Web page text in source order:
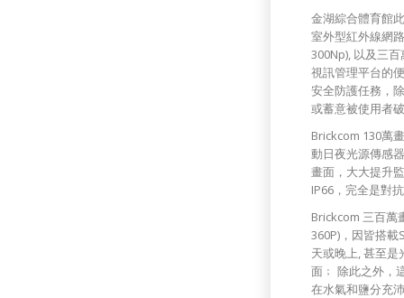
金湖綜合體育館
室外型紅外線網
300Np), 以及三
視訊管理平台的
安全防護任務，
或蓄意被使用者
Brickcom 130萬
動日夜光源傳感
畫面，大大提升
IP66，完全是對
Brickcom 三百萬
360P)，因皆搭
天或晚上, 甚至
面﹔ 除此之外，
在水氣和鹽分充